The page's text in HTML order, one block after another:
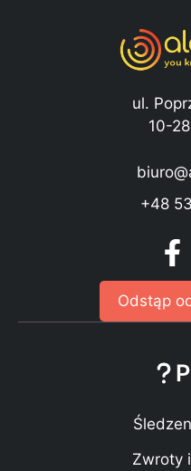
ul.
10-
+48
Odstąp
Zwroty